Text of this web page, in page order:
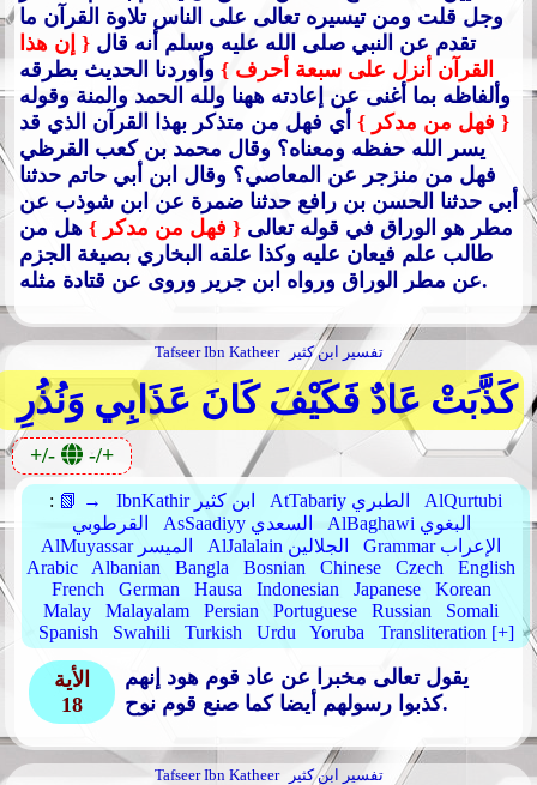
وجل قلت ومن تيسيره تعالى على الناس تلاوة القرآن ما
تقدم عن النبي صلى الله عليه وسلم أنه قال { إن هذا
القرآن أنزل على سبعة أحرف } وأوردنا الحديث بطرقه
وألفاظه بما أغنى عن إعادته ههنا ولله الحمد والمنة وقوله
{ فهل من مدكر } أي فهل من متذكر بهذا القرآن الذي قد
يسر الله حفظه ومعناه؟ وقال محمد بن كعب القرظي
فهل من منزجر عن المعاصي؟ وقال ابن أبي حاتم حدثنا
أبي حدثنا الحسن بن رافع حدثنا ضمرة عن ابن شوذب عن
مطر هو الوراق في قوله تعالى { فهل من مدكر } هل من
طالب علم فيعان عليه وكذا علقه البخاري بصيغة الجزم
عن مطر الوراق ورواه ابن جرير وروى عن قتادة مثله.
Tafseer Ibn Katheer تفسير ابن كثير
كَذَّبَتْ عَادٌ فَكَيْفَ كَانَ عَذَابِي وَنُذُرِ
+/- -/+
: 📗 → IbnKathir ابن كثير AtTabariy الطبري
AlQurtubi
القرطوبي
AsSaadiyy السعدي
AlBaghawi البغوي
AlMuyassar الميسر
AlJalalain الجلالين
Grammar الإعراب
Arabic
Albanian Bangla Bosnian Chinese Czech
English
French
German Hausa Indonesian Japanese
Korean
Malay
Malayalam Persian Portuguese Russian
Somali
Spanish
Swahili Turkish Urdu Yoruba Transliteration [+]
الأية
18
يقول تعالى مخبرا عن عاد قوم هود إنهم
كذبوا رسولهم أيضا كما صنع قوم نوح.
Tafseer Ibn Katheer تفسير ابن كثير